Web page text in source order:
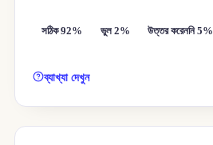
সঠিক 92% ভুল 2% উত্তর করেননি 5%
ব্যাখ্যা দেখুন